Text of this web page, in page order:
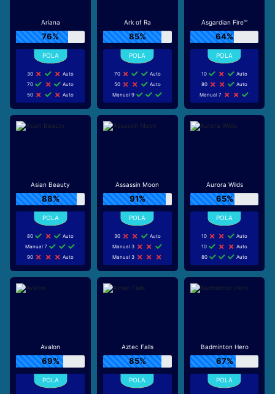
Ariana
76%
30
Auto
70
Auto
50
Auto
Ark of Ra
85%
70
Auto
50
Auto
Manual 9
Asgardian Fire™
64%
10
Auto
80
Auto
Manual 7
Asian Beauty
88%
80
Auto
Manual 7
90
Auto
Assassin Moon
91%
30
Auto
Manual 3
Manual 3
Aurora Wilds
65%
10
Auto
10
Auto
80
Auto
Avalon
69%
Aztec Falls
85%
Badminton Hero
67%